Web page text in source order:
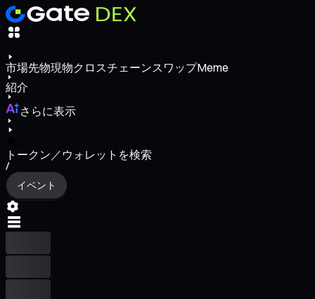
市場先物現物クロスチェーンスワップMeme
紹介
さらに表示
トークン／ウォレットを検索
/
イベント